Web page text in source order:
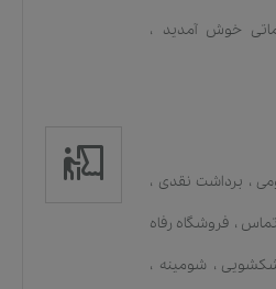
خوش آمدید ،
، برداشت نقدی ،
، فروشگاه رفاه
، شومینه ،